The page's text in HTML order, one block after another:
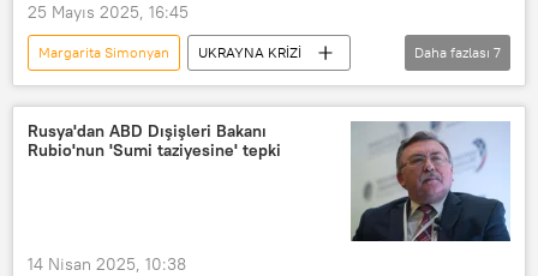
25 Mayıs 2025, 16:45
Margarita Simonyan
UKRAYNA KRİZİ
Haberler
Rusya
Ukrayna
İstanbul
Russia Today (RT)
Rusya Savunma Bakanlığı
Daha fazlası 7
Rusya'dan ABD Dışişleri Bakanı
Rubio'nun 'Sumi taziyesine' tepki
14 Nisan 2025, 10:38